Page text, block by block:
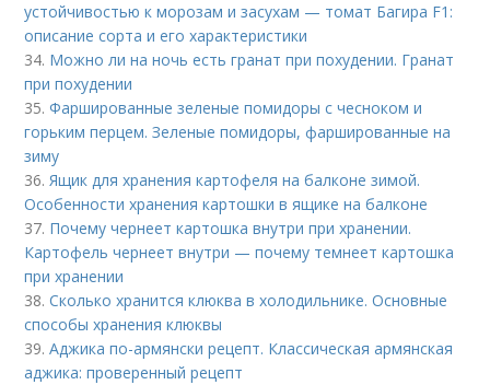
устойчивостью к морозам и засухам — томат Багира F1:
описание сорта и его характеристики
34. Можно ли на ночь есть гранат при похудении. Гранат
при похудении
35.Фаршированные зеленые помидоры с чесноком и
горьким перцем. Зеленые помидоры, фаршированные на
зиму
36.Ящик для хранения картофеля на балконе зимой.
Особенности хранения картошки в ящике на балконе
37. Почему чернеет картошка внутри при хранении.
Картофель чернеет внутри — почему темнеет картошка
при хранении
38.Сколько хранится клюква в холодильнике. Основные
способы хранения клюквы
39.Аджика по-армянски рецепт. Классическая армянская
аджика: проверенный рецепт